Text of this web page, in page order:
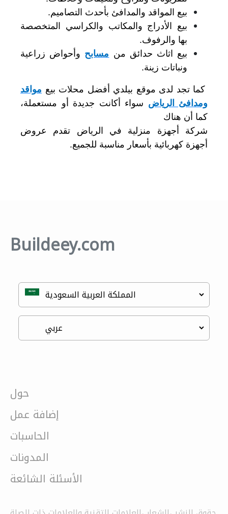
بيع المواقد والمدافئ بأحدث التصاميم.
بيع الأدراج والمكاتب والكراسي المتخصصة
بها والرفوف.
بيع اثاث حدائق من مسابح وأحواض زراعية
ونباتات زينة.
كما تجد لدى موقع بيلدي أفضل محلات بيع مواقد
ومدافئ الرياض سواء أكانت جديدة أو مستعملة،
كما أن هناك
شركة أجهزة منزلية في الرياض تقدم عروض
أجهزة كهربائية بأسعار مناسبة للجميع.
Buildeey.com
حول
إضافة عمل
الحاسبات
المدونات
الأسئلة الشائعة